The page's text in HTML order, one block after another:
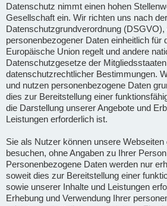
Datenschutz nimmt einen hohen
Gesellschaft ein. Wir richten uns nach der
Datenschutzgrundverordnung
personenbezogener Daten einheitlich für
Europäische Union regelt und andere
Datenschutzgesetze der
datenschutzrechtlicher Bestimmungen.
und nutzen personenbezogene Daten
dies zur Bereitstellung einer
die Darstellung unserer Angebote und
Leistungen erforderlich ist.
Sie als Nutzer können unsere
besuchen, ohne Angaben zu Ihrer
Personenbezogene Daten werden nur
soweit dies zur Bereitstellung einer
sowie unserer Inhalte und Leistungen
Erhebung und Verwendung Ihrer